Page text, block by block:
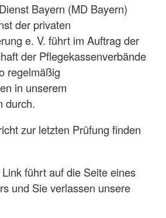
Bayern (MD Bayern)
der privaten
e. V. führt im Auftrag der
der Pflegekassenverbände
regelmäßig
in unserem
durch.
zur letzten Prüfung finden
führt auf die Seite eines
und Sie verlassen unsere